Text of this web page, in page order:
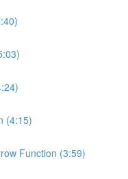
(4:15)
Function (3:59)